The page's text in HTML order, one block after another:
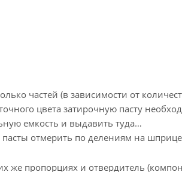
частей (в зависимости от
цвета затирочную пасту
емкость и выдавить туда
отмерить по делениям на
же пропорциях и отвердитель